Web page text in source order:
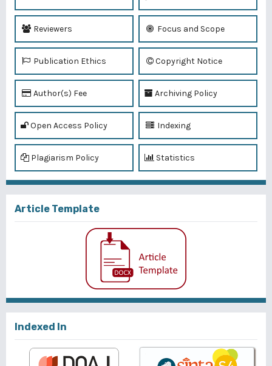
Reviewers Focus and Scope
Publication Ethics Copyright Notice
Author(s) Fee Archiving Policy
Open Access Policy Indexing
Plagiarism Policy Statistics
Article Template
Indexed In